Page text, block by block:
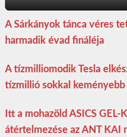
A Sárkányok tánca véres
harmadik évad fináléja
A tízmilliomodik Tesla
tízmillió sokkal keményebb
Itt a mohazöld ASICS GEL-
átértelmezése az ANT KAI